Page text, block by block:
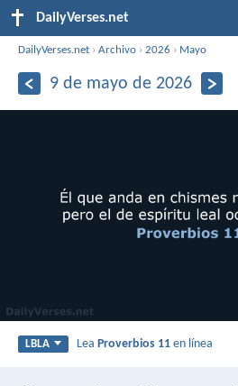
DailyVerses.net
DailyVerses.net ›Archivo ›2026 › Mayo
9 de mayo de 2026
LBLA LeaProverbios 11 en línea